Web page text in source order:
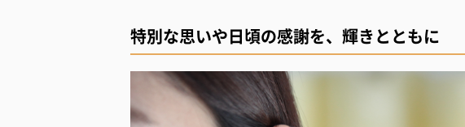
特別な思いや日頃の感謝を、輝きとともに